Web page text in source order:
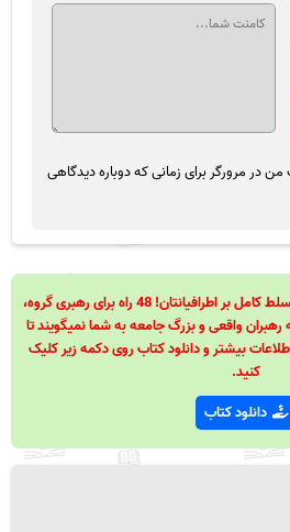
در مرورگر برای زمانی که دوباره دیدگاهی
48 قانون قدرت! 48 فرمول برای تسلط کامل بر اطرافیانتان! 48 راه برای رهبری گروه،
48 قانون که رهبران واقعی و بزرگ جامعه به شما نمیگویند تا
بیشتر و دانلود کتاب روی دکمه زیر کلیک
کنید.
دانلود کتاب